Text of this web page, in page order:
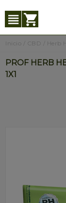
Inicio CBD Herb
PROF HERB
1X1